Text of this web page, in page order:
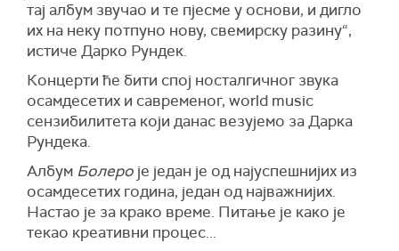
тај албум звучао и те пјесме у основи, и дигло
их на неку потпуно нову, свемирску разину“,
истиче Дарко Рундек.
Концерти ће бити спој носталгичног звука
осамдесетих и савременог, world music
сензибилитета који данас везујемо за Дарка
Рундека.
Албум Болеро је један је од најуспешнијих из
осамдесетих година, један од најважнијих.
Настао је за крако време. Питање је како је
текао креативни процес...